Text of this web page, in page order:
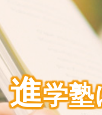
進学